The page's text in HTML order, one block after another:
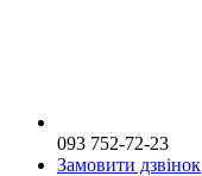
093 752-72-23
Замовити дзвінок